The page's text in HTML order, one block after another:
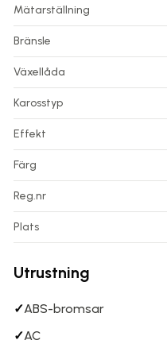
Mätarställning
Bränsle
Växellåda
Karosstyp
Effekt
Färg
Reg.nr
Plats
Utrustning
✓ABS-bromsar
✓AC